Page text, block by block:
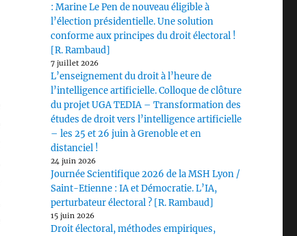
: Marine Le Pen de nouveau éligible à
l’élection présidentielle. Une solution
conforme aux principes du droit électoral !
[R. Rambaud]
7 juillet 2026
L’enseignement du droit à l’heure de
l’intelligence artificielle. Colloque de clôture
du projet UGA TEDIA – Transformation des
études de droit vers l’intelligence artificielle
– les 25 et 26 juin à Grenoble et en
distanciel !
24 juin 2026
Journée Scientifique 2026 de la MSH Lyon /
Saint-Etienne : IA et Démocratie. L’IA,
perturbateur électoral ? [R. Rambaud]
15 juin 2026
Droit électoral, méthodes empiriques,